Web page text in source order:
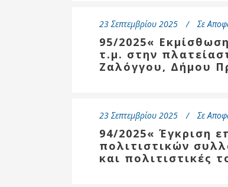
23 Σεπτεμβρίου 2025 Σε
95/2025«
τ.μ. στην
Ζαλόγγου, Δήμου
23 Σεπτεμβρίου 2025 Σε
94/2025« Έγκριση
πολιτιστικών
και πολιτιστικές